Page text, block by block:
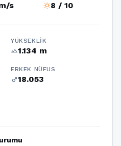
s wb_sunny8 / 10
YÜKSEKLIK
terrain1.134 m
ERKEK NÜFUS
male18.053